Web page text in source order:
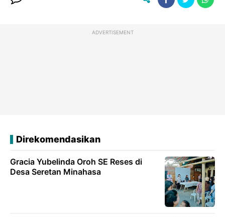
ADVERTISEMENT
Direkomendasikan
Gracia Yubelinda Oroh SE Reses di
Desa Seretan Minahasa